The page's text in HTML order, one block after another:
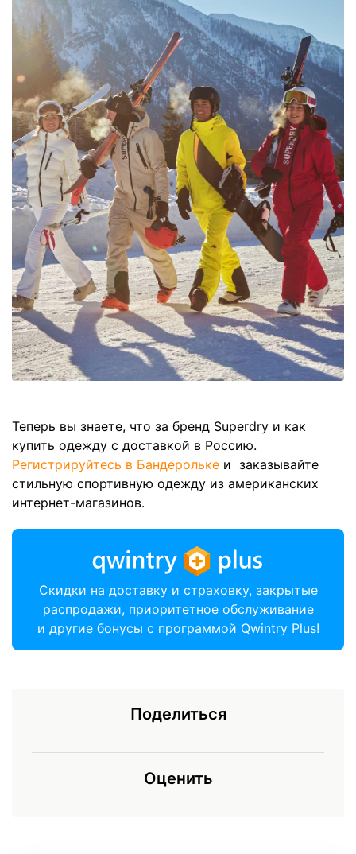
Теперь вы знаете, что за бренд Superdry и как
купить одежду с доставкой в Россию.
Регистрируйтесь в Бандерольке и заказывайте
стильную спортивную одежду из американских
интернет-магазинов.
Скидки на доставку и страховку, закрытые
распродажи, приоритетное обслуживание
и другие бонусы с программой Qwintry Plus!
Поделиться
Оценить